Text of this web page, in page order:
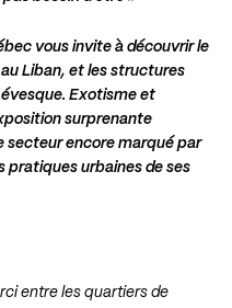
vous invite à découvrir le
Liban, et les structures
Exotisme et
surprenante
secteur encore marqué par
pratiques urbaines de ses
entre les quartiers de